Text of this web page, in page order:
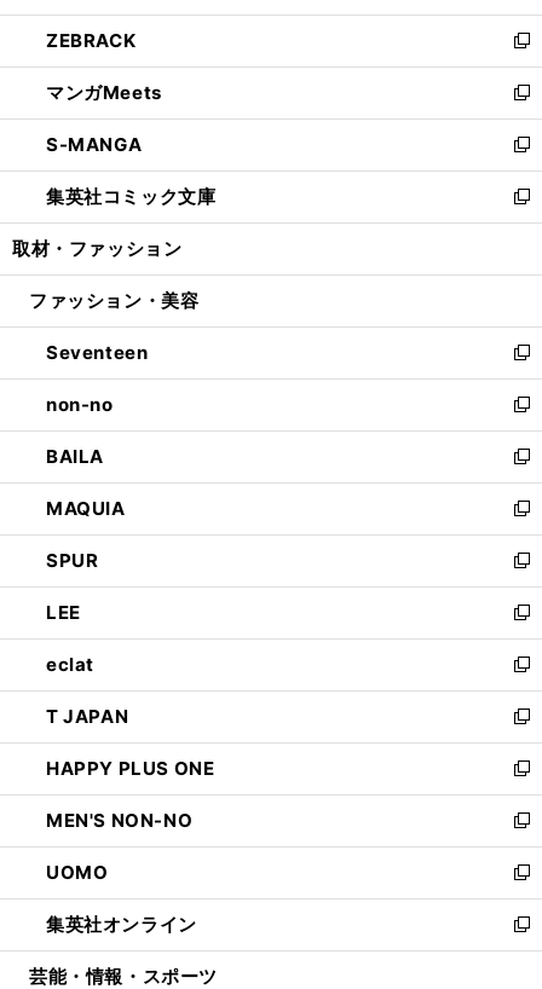
開
く
ウ
で
開
く
ン
ド
ウ
で
開
く
ウ
ィ
ン
ド
ウ
で
開
く
し
い
ウ
ィ
ン
ド
ウ
で
開
ZEBRACK
新
し
い
ウ
ィ
ン
ド
ウ
開
マンガMeets
新
し
い
ウ
ィ
ン
ウ
開
く
S-MANGA
新
し
い
ウ
ン
ウ
で
開
く
集英社コミック文庫
新
し
ウ
ン
ド
ウ
で
開
く
取材・ファッション
ファッション・美容
Seventeen
新
し
い
ウ
ィ
ン
ド
ウ
で
開
く
non-no
新
し
い
ウ
ィ
ン
ド
ウ
で
開
く
BAILA
新
し
い
ウ
ィ
ン
ド
ウ
で
開
く
MAQUIA
新
し
い
ウ
ィ
ン
ド
ウ
で
開
く
SPUR
新
し
い
ウ
ィ
ン
ド
ウ
で
開
く
LEE
新
し
い
ウ
ィ
ン
ド
ウ
で
開
く
eclat
新
し
い
ウ
ィ
ン
ド
ウ
で
開
く
T JAPAN
新
し
い
ウ
ィ
ン
ド
ウ
で
開
HAPPY PLUS ONE
新
し
い
ウ
ィ
ン
ド
ウ
MEN'S NON-NO
新
し
い
ウ
ィ
ン
UOMO
新
し
い
ウ
集英社オンライン
新
し
芸能・情報・スポーツ